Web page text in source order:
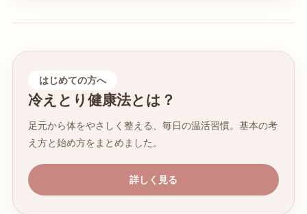
はじめての方へ
冷えとり健康法とは？
足元から体をやさしく整える、毎日の温活習慣。基本の考
え方と始め方をまとめました。
詳しく見る